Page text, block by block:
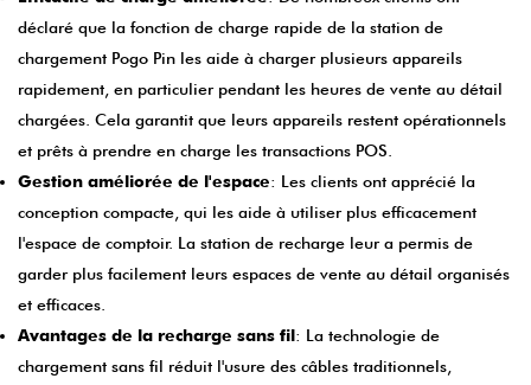
déclaré que la fonction de charge rapide de la station de
chargement Pogo Pin les aide à charger plusieurs appareils
rapidement, en particulier pendant les heures de vente au détail
chargées. Cela garantit que leurs appareils restent opérationnels
et prêts à prendre en charge les transactions POS.
Gestion améliorée de l'espace: Les clients ont apprécié la
conception compacte, qui les aide à utiliser plus efficacement
l'espace de comptoir. La station de recharge leur a permis de
garder plus facilement leurs espaces de vente au détail organisés
et efficaces.
Avantages de la recharge sans fil: La technologie de
chargement sans fil réduit l'usure des câbles traditionnels,